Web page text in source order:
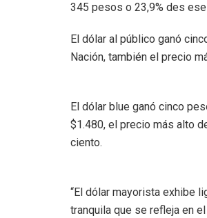
345 pesos o 23,9% des
El dólar al público ganó
Nación, también el precio
El dólar blue ganó cinco
$1.480, el precio más alto
ciento.
“El dólar mayorista exhibe
tranquila que se refleja en